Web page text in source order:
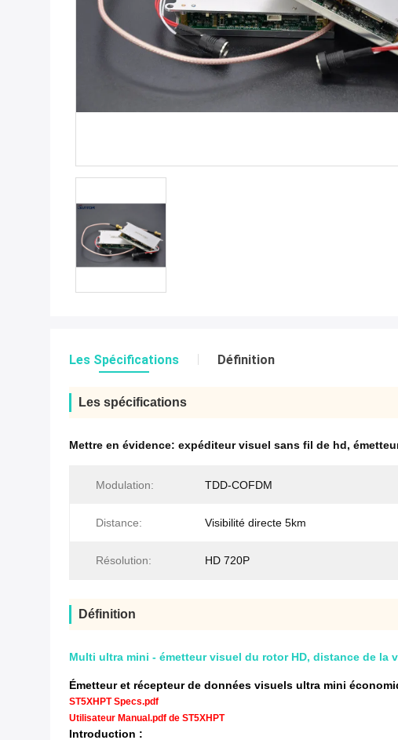
Les Spécifications Définition
Les spécifications
Mettre en évidence: expéditeur visuel sans fil de hd,
Modulation: TDD-COFDM
Distance: Visibilité directe 5km
Résolution: HD 720P
Définition
Multi ultra mini - émetteur visuel du rotor HD, distance de la
Émetteur et récepteur de données visuels ultra mini
ST5XHPT Specs.pdf
Utilisateur Manual.pdf de ST5XHPT
Introduction :